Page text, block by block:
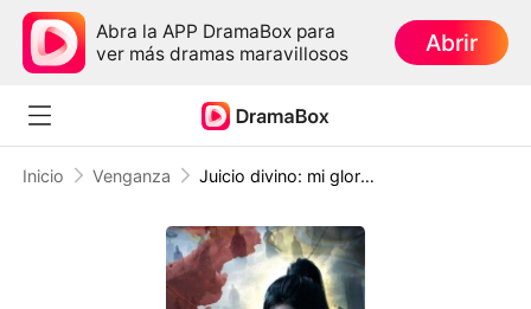
Abra la APP DramaBox para
ver más dramas maravillosos
Abrir
Inicio Venganza Juicio divino: mi gloria, sus mentiras